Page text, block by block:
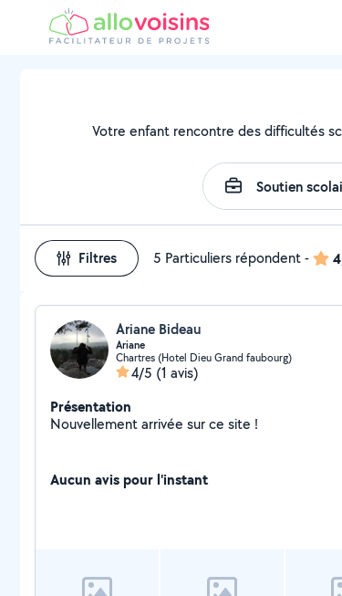
Votre enfant rencontre des difficultés
Filtres 5 Particuliers répondent-
Ariane Bideau
Ariane
Chartres (Hotel Dieu Grand faubourg)
4/5 (1 avis)
Présentation
Nouvellement arrivée sur ce site !
Aucun avis pour l'instant